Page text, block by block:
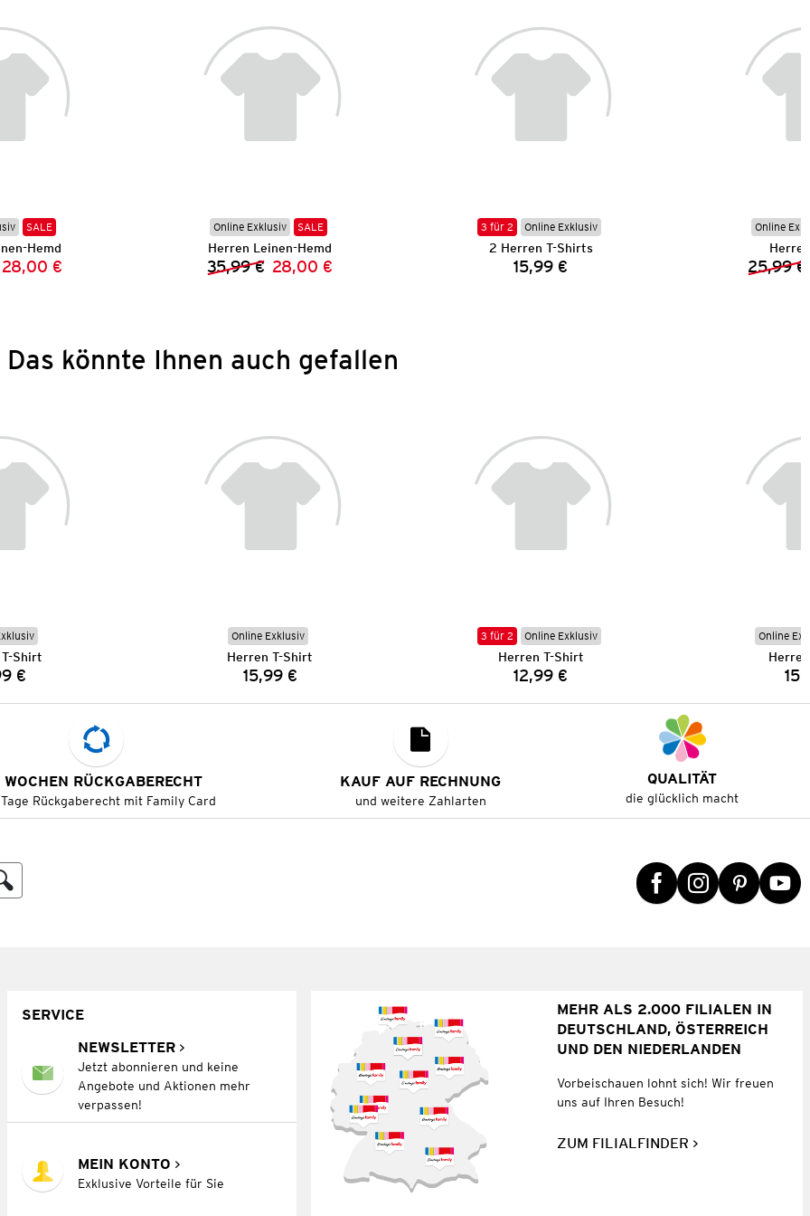
SALE
Hemd
Preis:
Preis:
28,00 €
Online Exklusiv SALE
Herren Leinen-Hemd
Vorheriger Preis:
35,99 € Neuer Preis:
28,00 €
3 für 2 Online Exklusiv
2 Herren T-Shirts
Preis:
15,99 €
Online
25,99 €
Das könnte Ihnen auch gefallen
Shirt
€
Online Exklusiv
Herren T-Shirt
Preis:
15,99 €
3 für 2 Online Exklusiv
Herren T-Shirt
Preis:
12,99 €
Online
RÜCKGABERECHT
Rückgaberecht mit Family Card
KAUF AUF RECHNUNG
und weitere Zahlarten
QUALITÄT
die glücklich macht
SERVICE
NEWSLETTER
Jetzt abonnieren und keine
Angebote und Aktionen mehr
verpassen!
MEIN KONTO
Exklusive Vorteile für Sie
MEHR ALS 2.000 FILIALEN IN
DEUTSCHLAND, ÖSTERREICH
UND DEN NIEDERLANDEN
Vorbeischauen lohnt sich! Wir freuen
uns auf Ihren Besuch!
ZUM FILIALFINDER